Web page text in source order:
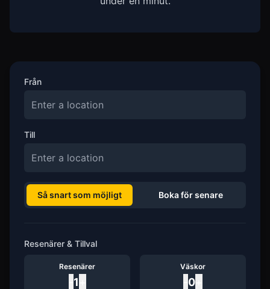
Från
Till
Så snart som möjligt Boka för senare
Resenärer & Tillval
Resenärer
1
Väskor
0